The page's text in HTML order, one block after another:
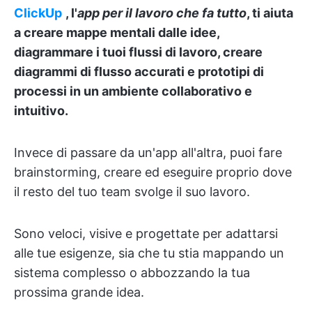
ClickUp , l'app per il lavoro che fa tutto, ti aiuta
a creare mappe mentali dalle idee,
diagrammare i tuoi flussi di lavoro, creare
diagrammi di flusso accurati e prototipi di
processi in un ambiente collaborativo e
intuitivo.
Invece di passare da un'app all'altra, puoi fare
brainstorming, creare ed eseguire proprio dove
il resto del tuo team svolge il suo lavoro.
Sono veloci, visive e progettate per adattarsi
alle tue esigenze, sia che tu stia mappando un
sistema complesso o abbozzando la tua
prossima grande idea.